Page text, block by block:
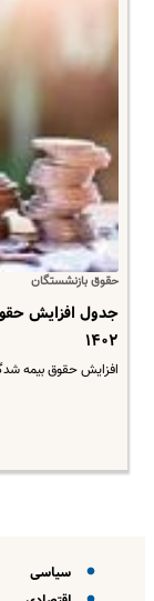
حقوق بازنشستگان
جدول افزایش
۱۴۰۲
افزایش حقوق بیمه
سیاسی